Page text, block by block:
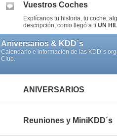
Vuestros Coches
Explícanos tu historia, tu coche,
descripción, como llegó a ti.UN
Aniversarios & KDD´s
Calendario e información de las KDD´s
Club.
ANIVERSARIOS
Reuniones y MiniKDD´s